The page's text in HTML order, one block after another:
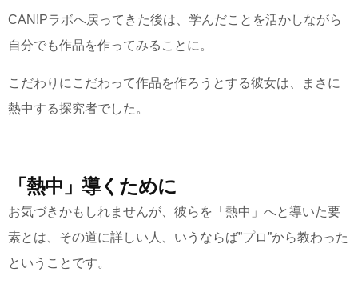
CAN!Pラボへ戻ってきた後は、学んだことを活かしながら
自分でも作品を作ってみることに。
こだわりにこだわって作品を作ろうとする彼女は、まさに
熱中する探究者でした。
「熱中」導くために
お気づきかもしれませんが、彼らを「熱中」へと導いた要
素とは、その道に詳しい人、いうならば”プロ”から教わった
ということです。